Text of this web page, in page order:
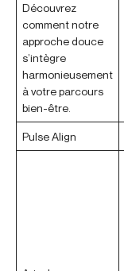
Découvrez
comment notre
approche douce
s’intègre
harmonieusement
à votre parcours
bien-être.
Pulse Align